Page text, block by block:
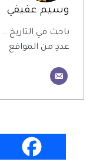
وسيم عفيفي
باحث في التاريخ ..
عددٍ من المواقع